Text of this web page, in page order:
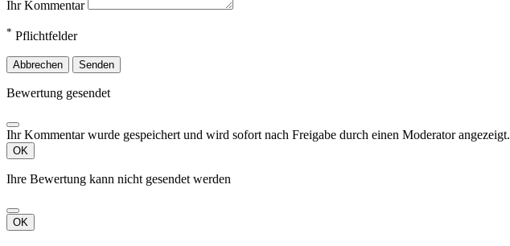
Ihr Kommentar
* Pflichtfelder
Abbrechen Senden
Bewertung gesendet
Ihr Kommentar wurde gespeichert und wird sofort nach Freigabe durch einen Moderator angezeigt.
OK
Ihre Bewertung kann nicht gesendet werden
OK